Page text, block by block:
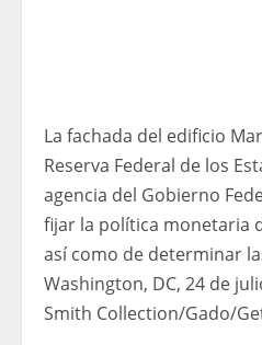
La fachada del edificio
Reserva Federal de los
agencia del Gobierno
fijar la política monetaria
así como de determinar
Washington, DC, 24 de
Smith Collection/Gado/